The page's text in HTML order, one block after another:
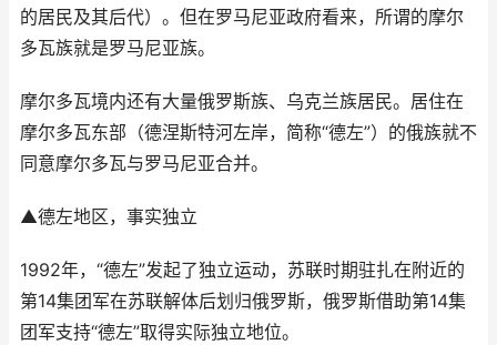
的居民及其后代）。但在罗马尼亚政府看来，所谓的摩尔
多瓦族就是罗马尼亚族。
摩尔多瓦境内还有大量俄罗斯族、乌克兰族居民。居住在
摩尔多瓦东部（德涅斯特河左岸，简称“德左”）的俄族就不
同意摩尔多瓦与罗马尼亚合并。
▲德左地区，事实独立
1992年，“德左”发起了独立运动，苏联时期驻扎在附近的
第14集团军在苏联解体后划归俄罗斯，俄罗斯借助第14集
团军支持“德左”取得实际独立地位。